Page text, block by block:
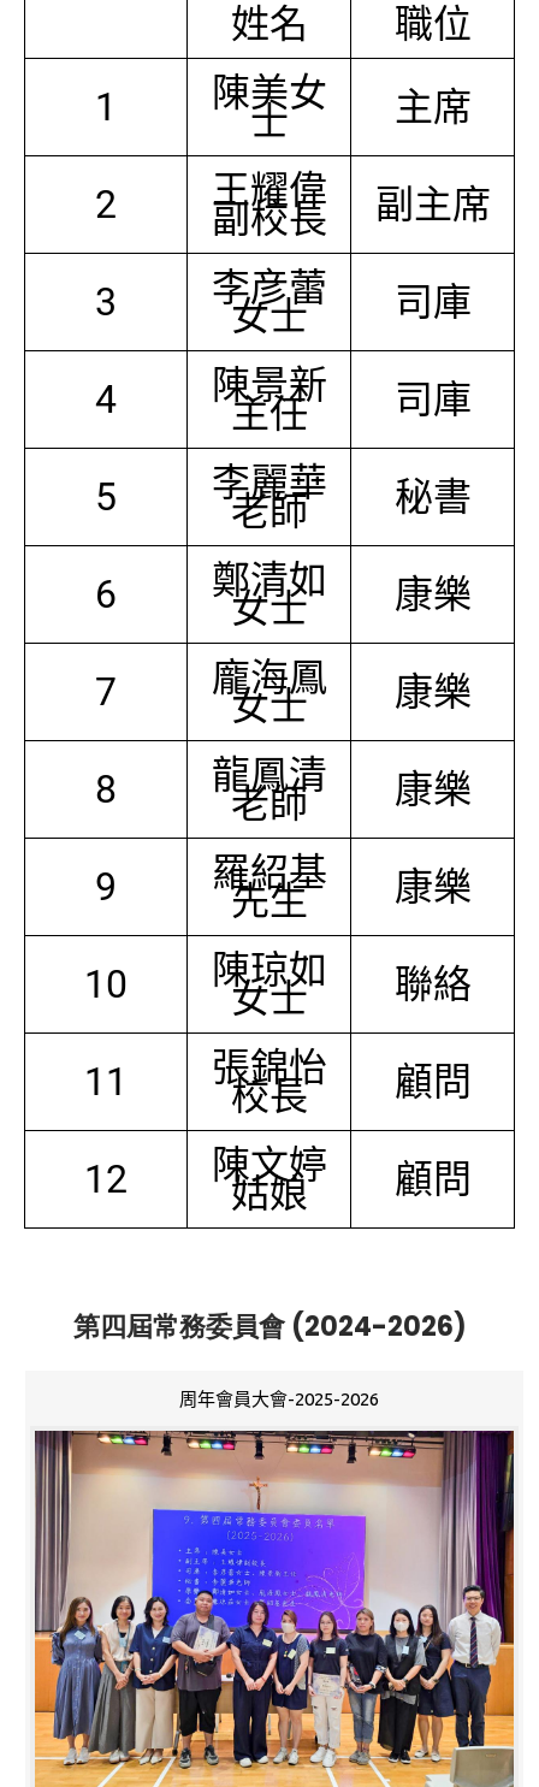
姓名
職位
1
陳美女
士 主席
2 王耀偉
副校長 副主席
3 李彦蕾
女士 司庫
4 陳景新
主任 司庫
5 李麗華
老師 秘書
6 鄭清如
女士 康樂
7 龐海鳳
女士 康樂
8 龍鳳清
老師 康樂
9 羅紹基
先生 康樂
10 陳琼如
女士 聯絡
11 張錦怡
校長 顧問
12 陳文婷
姑娘 顧問
第四屆常務委員會 (2024-2026)
周年會員大會-2025-2026